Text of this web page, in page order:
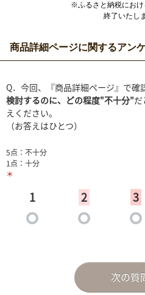
※ふるさと納税におけ
終了いたし
商品詳細ページに関するアン